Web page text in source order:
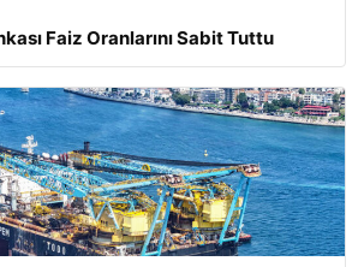
Faiz Oranlarını Sabit Tuttu